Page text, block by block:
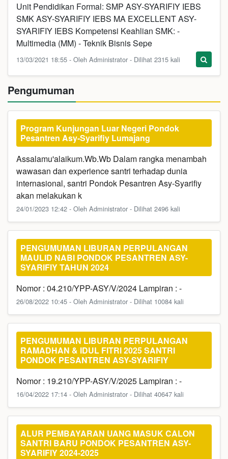
Unit Pendidikan Formal: SMP ASY-SYARIFIY IEBS
SMK ASY-SYARIFIY IEBS MA EXCELLENT ASY-
SYARIFIY IEBS Kompetensi Keahlian SMK: -
Multimedia (MM) - Teknik Bisnis Sepe
13/03/2021 18:55 - Oleh Administrator - Dilihat 2315 kali
Pengumuman
Program Kunjungan Luar Negeri Pondok
Pesantren Asy-Syarifiy Lumajang
Assalamu'alaikum.Wb.Wb Dalam rangka menambah
wawasan dan experience santri terhadap dunia
internasional, santri Pondok Pesantren Asy-Syarifiy
akan melakukan k
24/01/2023 12:42 - Oleh Administrator - Dilihat 2496 kali
PENGUMUMAN LIBURAN PERPULANGAN
MAULID NABI PONDOK PESANTREN ASY-
SYARIFIY TAHUN 2024
Nomor : 04.210/YPP-ASY/V/2024 Lampiran : -
26/08/2022 10:45 - Oleh Administrator - Dilihat 10084 kali
PENGUMUMAN LIBURAN PERPULANGAN
RAMADHAN & IDUL FITRI 2025 SANTRI
PONDOK PESANTREN ASY-SYARIFIY
Nomor : 19.210/YPP-ASY/V/2025 Lampiran : -
16/04/2022 17:14 - Oleh Administrator - Dilihat 40647 kali
ALUR PEMBAYARAN UANG MASUK CALON
SANTRI BARU PONDOK PESANTREN ASY-
SYARIFIY 2024-2025